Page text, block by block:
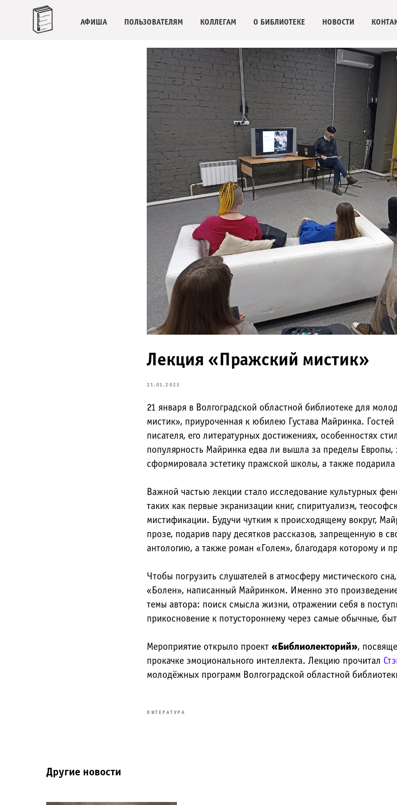
АФИША ПОЛЬЗОВАТЕЛЯМ КОЛЛЕГАМ О БИБЛИОТЕКЕ НОВОСТИ
Лекция «Пражский мистик»
21.01.2023
21 января в Волгоградской областной библиотеке для
мистик», приуроченная к юбилею Густава Майринка.
писателя, его литературных достижениях, особенностях
популярность Майринка едва ли вышла за пределы Европы,
сформировала эстетику пражской школы, а также
Важной частью лекции стало исследование культурных
таких как первые экранизации книг, спиритуализм,
мистификации. Будучи чутким к происходящему вокруг,
прозе, подарив пару десятков рассказов, запрещенную в
антологию, а также роман «Голем», благодаря которому и
Чтобы погрузить слушателей в атмосферу мистического
«Болен», написанный Майринком. Именно это
темы автора: поиск смысла жизни, отражении себя в
прикосновение к потустороннему через самые обычные,
Мероприятие открыло проект «Библиолекторий»,
прокачке эмоционального интеллекта. Лекцию прочитал
молодёжных программ Волгоградской областной
ЛИТЕРАТУРА
Другие новости